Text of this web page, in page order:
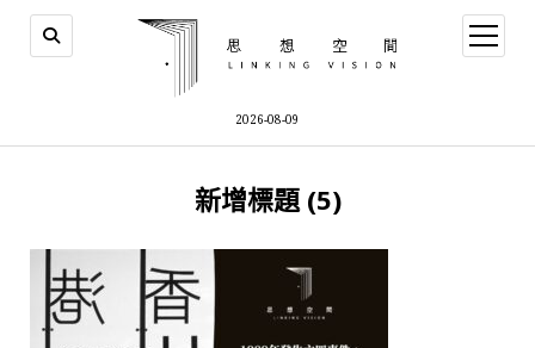
2026-08-09
open
menu
新增標題 (5)